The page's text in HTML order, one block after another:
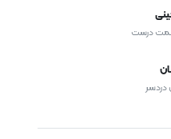
درست
دردسر